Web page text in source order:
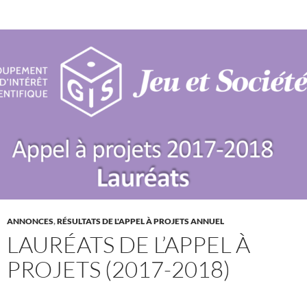
ANNONCES,RÉSULTATS DE L'APPEL À PROJETS ANNUEL
LAURÉATS DE L’APPEL À
PROJETS (2017-2018)